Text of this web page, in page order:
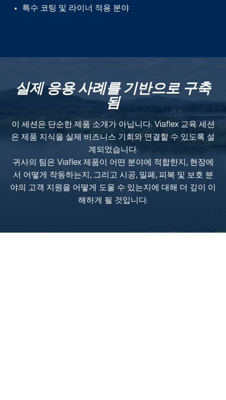
특수 코팅 및 라이너 적용 분야
실제 응용 사례를 기반으로 구축
됨
이 세션은 단순한 제품 소개가 아닙니다. Viaflex 교육 세션
은 제품 지식을 실제 비즈니스 기회와 연결할 수 있도록 설
계되었습니다.
귀사의 팀은 Viaflex 제품이 어떤 분야에 적합한지, 현장에
서 어떻게 작동하는지, 그리고 시공, 밀폐, 피복 및 보호 분
야의 고객 지원을 어떻게 도울 수 있는지에 대해 더 깊이 이
해하게 될 것입니다.